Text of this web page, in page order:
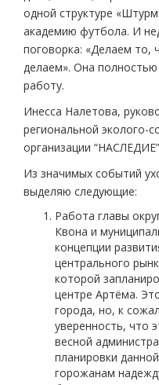
одной структуре
академию футбола. И
поговорка: «Делаем
делаем». Она
работу.
Инесса Налетова,
региональной эколого-
организации “НАСЛЕДИЕ”
Из значимых событий
выделяю следующие:
Работа главы
Квона и
концепции
центрального
которой
центре Артёма.
города, но, к
уверенность, что
весной
планировки
горожанам